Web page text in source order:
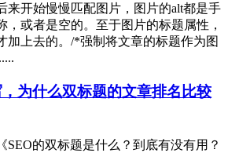
来开始慢慢匹配图片，图片的alt都是手
，或者是空的。至于图片的标题属性，
加上去的。/*强制将文章的标题作为图
为什么双标题的文章排名比较
SEO的双标题是什么？到底有没有用？